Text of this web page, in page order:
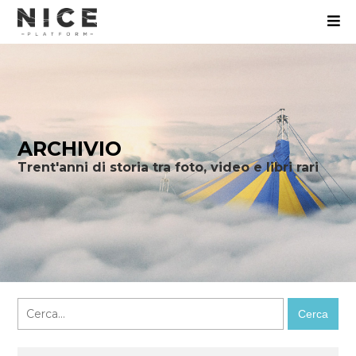
ARCHIVIO
Trent'anni di storia tra foto, video e libri rari
Cerca